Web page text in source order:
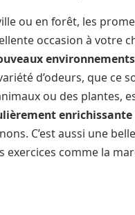
ou en forêt, les
occasion à votre
environnements
d’odeurs, que ce
ou des plantes,
enrichissante
C’est aussi une
exercices comme la